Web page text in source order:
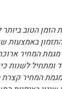
הטוב
באמצעות
המחיר
לשנות
המחיר קצרת